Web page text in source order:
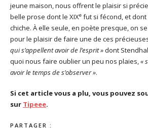
jeune maison, nous offrent le plaisir si
belle prose dont le XIXe fut si fécond, et
chiche. À elle seule, en poète presque, on
pour le plaisir de faire une de ces
qui s’appellent avoir de l’esprit »dont
quoi nous faire oublier un peu nos plaies,«
avoir le temps de s’observer ».
Si cet article vous a plu, vous pouvez
sur Tipeee.
PARTAGER :